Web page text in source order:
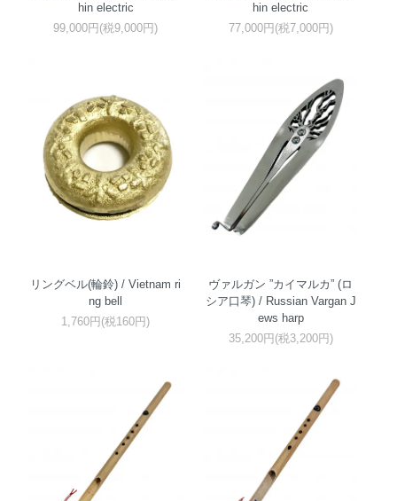
hin electric
99,000円(税9,000円)
hin electric
77,000円(税7,000円)
リングベル(輪鈴) / Vietnam ri
ng bell
1,760円(税160円)
ヴァルガン ”カイマルカ” (ロ
シア口琴) / Russian Vargan J
ews harp
35,200円(税3,200円)